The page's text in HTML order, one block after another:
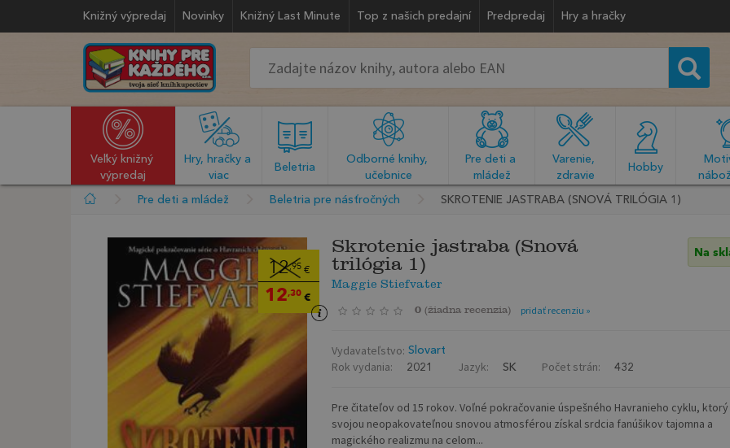
Knižný výpredaj Novinky Knižný Last Minute Top z našich predajní Predpredaj Hry a hračky
Veľký knižný
výpredaj
Hry, hračky a
viac
Beletria
Odborné knihy,
učebnice
Pre deti a
mládež
Varenie,
zdravie
Hobby
Pre deti a mládež Beletria pre násťročných SKROTENIE JASTRABA (SNOVÁ TRILÓGIA 1)
12,95 €
12,30 €
Skrotenie jastraba (Snová
trilógia 1)
Maggie Stiefvater
Na
0 (žiadna recenzia) pridať recenziu »
Vydavateľstvo: Slovart
Rok vydania: 2021 Jazyk: SK Počet strán: 432
Pre čitateľov od 15 rokov. Voľné pokračovanie úspešného Havranieho cyklu, ktorý
svojou neopakovateľnou snovou atmosférou získal srdcia fanúšikov tajomna a
magického realizmu na celom...